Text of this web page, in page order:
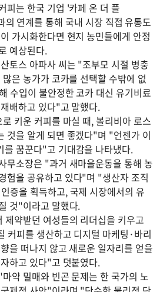
피는 한국 기업 '카페 온 더 플
연계를 통해 국내 시장 직접 유통도
가시화한다면 현지 농민들에게 안정
예상된다.
토스 아파사 씨는 "조부모 시절 병충
은 농가가 코카를 선택할 수밖에 없
수입이 불안정한 코카 대신 유기비료
배하고 있다"고 말했다.
키운 커피를 마실 때, 볼리비아 로스
것을 알게 되면 좋겠다"며 "언젠가 이
를 꿈꾼다"고 기대감을 나타냈다.
무소장은 "과거 새마을운동을 통해 농
험을 공유하고 있다"며 "생산자 조직
증을 획득하고, 국제 시장에서의 유
것"이라고 말했다.
약받던 여성들의 리더십을 키우고
커피를 생산하고 디지털 마케팅·바리
을 떠나지 않고 새로운 일자리를 얻을
하고 있다"고 덧붙였다.
약 밀매와 빈곤 문제는 한 국가의 노